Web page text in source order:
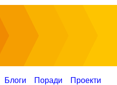
Блоги Поради
Проекти